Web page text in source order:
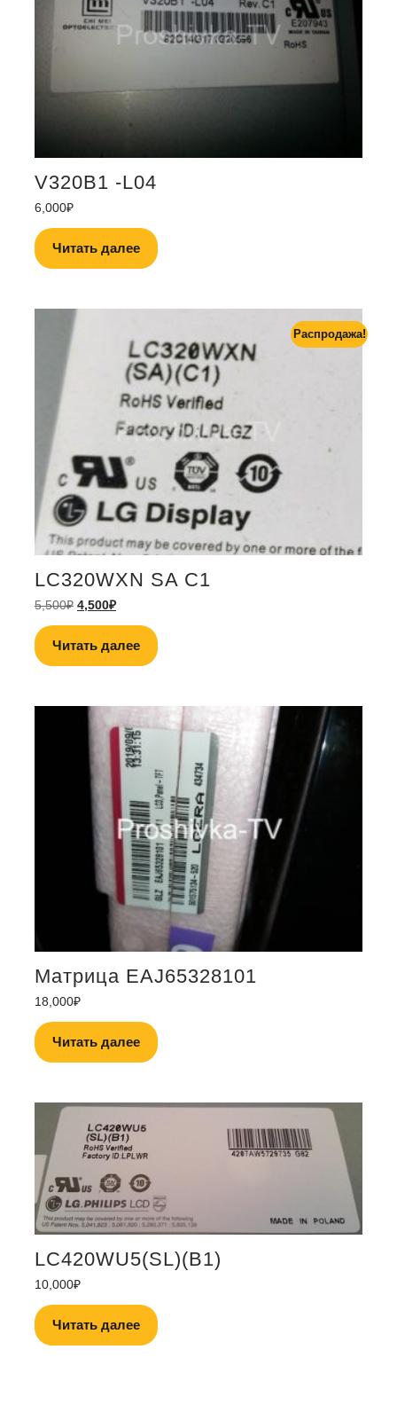
V320B1 -L04
6,000₽
Читать далее
Распродажа!
LC320WXN SA C1
5,500₽ 4,500₽
Читать далее
Матрица EAJ65328101
18,000₽
Читать далее
LC420WU5(SL)(B1)
10,000₽
Читать далее